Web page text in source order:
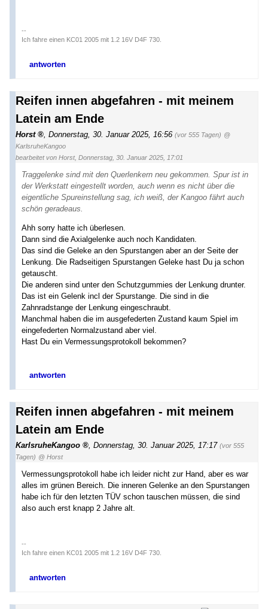
--
Ich fahre einen KC01 2005 mit 1.2 16V D4F 730.
antworten
Reifen innen abgefahren - mit meinem
Latein am Ende
Horst Donnerstag, 30. Januar 2025, 16:56 (vor 555 Tagen) @
KarlsruheKangoo
bearbeitet von Horst, Donnerstag, 30. Januar 2025, 17:01
Traggelenke sind mit den Querlenkern neu gekommen. Spur ist in
der Werkstatt eingestellt worden, auch wenn es nicht über die
eigentliche Spureinstellung sag, ich weiß, der Kangoo fährt auch
schön geradeaus.
Ahh sorry hatte ich überlesen.
Dann sind die Axialgelenke auch noch Kandidaten.
Das sind die Geleke an den Spurstangen aber an der Seite der
Lenkung. Die Radseitigen Spurstangen Geleke hast Du ja schon
getauscht.
Die anderen sind unter den Schutzgummies der Lenkung drunter.
Das ist ein Gelenk incl der Spurstange. Die sind in die
Zahnradstange der Lenkung eingeschraubt.
Manchmal haben die im ausgefederten Zustand kaum Spiel im
eingefederten Normalzustand aber viel.
Hast Du ein Vermessungsprotokoll bekommen?
antworten
Reifen innen abgefahren - mit meinem
Latein am Ende
KarlsruheKangoo Donnerstag, 30. Januar 2025, 17:17 (vor 555
Tagen) @ Horst
Vermessungsprotokoll habe ich leider nicht zur Hand, aber es war
alles im grünen Bereich. Die inneren Gelenke an den Spurstangen
habe ich für den letzten TÜV schon tauschen müssen, die sind
also auch erst knapp 2 Jahre alt.
--
Ich fahre einen KC01 2005 mit 1.2 16V D4F 730.
antworten